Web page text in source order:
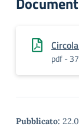
pdf -
Pubblicato: